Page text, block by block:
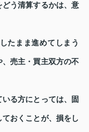
う清算するかは、意
たまま進めてしまう
売主・買主双方の不
る方にとっては、固
おくことが、損をし